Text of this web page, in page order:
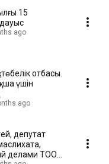
15
ago
отбасы.
үшін
ago
депутат
делами ТОО